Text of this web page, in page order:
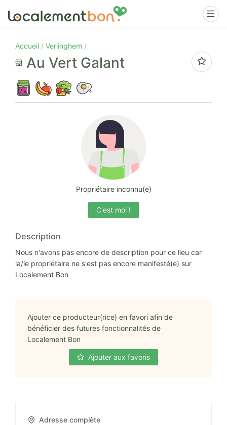
Accueil Verlinghem
Au Vert Galant
Propriétaire inconnu(e)
C'est moi !
Description
Nous n'avons pas encore de description pour ce lieu car
la/le propriétaire ne s'est pas encore manifesté(e) sur
Localement Bon
Ajouter ce producteur(rice) en favori afin de
bénéficier des futures fonctionnalités de
Localement Bon
Ajouter aux favoris
Adresse complète